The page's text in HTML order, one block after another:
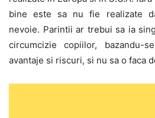
bine este sa nu fie realizate
nevoie. Parintii ar trebui sa ia
circumcizie copiilor, bazandu-
avantaje si riscuri, si nu sa o faca